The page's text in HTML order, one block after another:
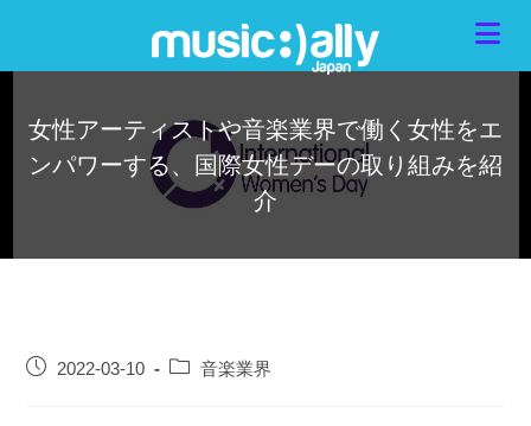
女性アーティストや音楽業界で働く女性をエ
ンパワーする、国際女性デーの取り組みを紹
介
2022-03-10 音楽業界